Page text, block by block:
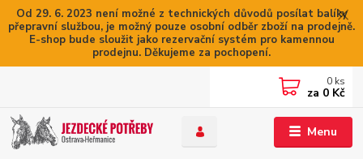
Od 29. 6. 2023 není možné z technických důvodů posílat balíky
přepravní službou, je možný pouze osobní odběr zboží na prodejně.
E-shop bude sloužit jako rezervační systém pro kamennou
prodejnu. Děkujeme za pochopení.
Menu
0 ks
za 0 Kč